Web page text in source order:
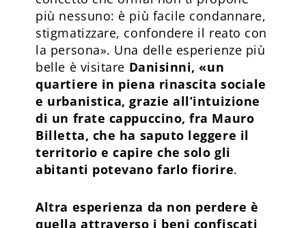
più nessuno: è più facile condannare,
stigmatizzare, confondere il reato con
la persona». Una delle esperienze più
belle è visitare Danisinni, «un
quartiere in piena rinascita sociale
e urbanistica, grazie all’intuizione
di un frate cappuccino, fra Mauro
Billetta, che ha saputo leggere il
territorio e capire che solo gli
abitanti potevano farlo fiorire.
Altra esperienza da non perdere è
quella attraverso i beni confiscati